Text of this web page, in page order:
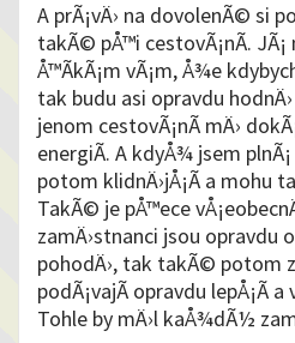
A prÃ¡vÄ› na dovolenÃ© si
takÃ© pÅ™i cestovÃ¡nÃ­.
Å™Ã­kÃ¡m vÃ¡m, Å¾e
tak budu asi opravdu
jenom cestovÃ¡nÃ­ mÄ›
energiÃ­. A kdyÅ¾ jsem
potom klidnÄ›jÅ¡Ã­ a mohu
TakÃ© je pÅ™ece
zamÄ›stnanci jsou opravdu
pohodÄ›, tak takÃ© potom
podÃ¡vajÃ­ opravdu lepÅ¡Ã­ a
Tohle by mÄ›l kaÅ¾dÃ½